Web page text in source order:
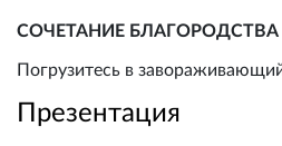
СОЧЕТАНИЕ
Погрузитесь в
Презентация